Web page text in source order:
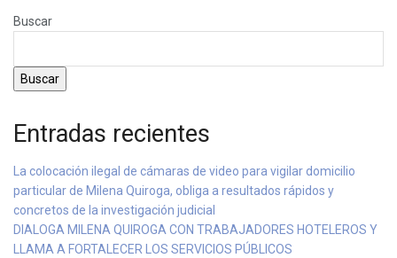
Buscar
Buscar
Entradas recientes
La colocación ilegal de cámaras de video para vigilar domicilio
particular de Milena Quiroga, obliga a resultados rápidos y
concretos de la investigación judicial
DIALOGA MILENA QUIROGA CON TRABAJADORES HOTELEROS Y
LLAMA A FORTALECER LOS SERVICIOS PÚBLICOS